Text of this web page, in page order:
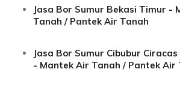
Jasa Bor Sumur Bekasi Timur -
Tanah / Pantek Air Tanah
Jasa Bor Sumur Cibubur
- Mantek Air Tanah / Pantek Air